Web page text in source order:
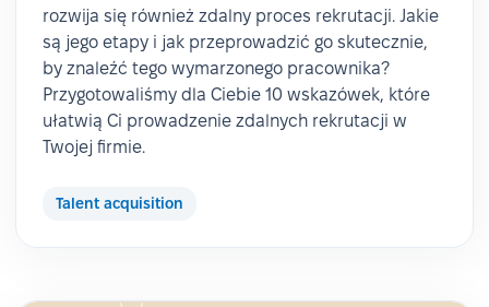
rozwija się również zdalny proces rekrutacji. Jakie
są jego etapy i jak przeprowadzić go skutecznie,
by znaleźć tego wymarzonego pracownika?
Przygotowaliśmy dla Ciebie 10 wskazówek, które
ułatwią Ci prowadzenie zdalnych rekrutacji w
Twojej firmie.
Talent acquisition